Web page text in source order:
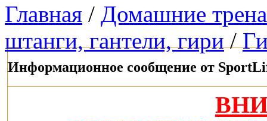
Главная / Домашние
штанги, гантели, гири/
Информационное сообщение от